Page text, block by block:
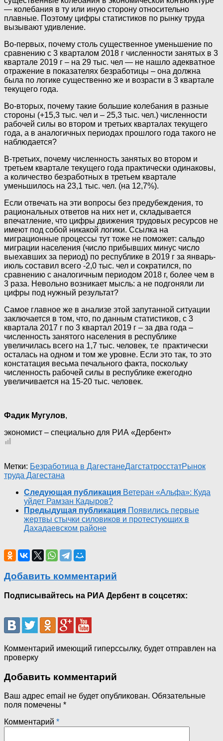
— колебания в ту или иную сторону относительно
плавные. Поэтому цифры статистиков по рынку труда
вызывают удивление.
Во-первых, почему столь существенное уменьшение по
сравнению с 3 кварталом 2018 г численности занятых в 3
квартале 2019 г – на 29 тыс. чел — не нашло адекватное
отражение в показателях безработицы – она должна
была по логике существенно же и возрасти в 3 квартале
текущего года.
Во-вторых, почему такие большие колебания в разные
стороны (+15,3 тыс. чел и – 25,3 тыс. чел.) численности
рабочей силы во втором и третьих кварталах текущего
года, а в аналогичных периодах прошлого года такого не
наблюдается?
В-третьих, почему численность занятых во втором и
третьем квартале текущего года практически одинаковы,
а количество безработных в третьем квартале
уменьшилось на 23,1 тыс. чел. (на 12,7%).
Если отвечать на эти вопросы без предубеждения, то
рациональных ответов на них нет и, складывается
впечатление, что цифры движения трудовых ресурсов не
имеют под собой никакой логики. Ссылка на
миграционные процессы тут тоже не поможет: сальдо
миграции населения (число прибывших минус число
выехавших за период) по республике в 2019 г за январь-
июль составил всего -2,0 тыс. чел и сократился, по
сравнению с аналогичным периодом 2018 г, более чем в
3 раза. Невольно возникает мысль: а не подгоняли ли
цифры под нужный результат?
Самое главное же в анализе этой запутанной ситуации
заключается в том, что, по данным статистиков, с 3
квартала 2017 г по 3 квартал 2019 г – за два года –
численность занятого населения в республике
увеличилась всего на 1,7 тыс. человек, т.е практически
осталась на одном и том же уровне. Если это так, то это
констатация весьма печального факта, поскольку
численность рабочей силы в республике ежегодно
увеличивается на 15-20 тыс. человек.
Фадик Мугулов,
экономист – специально для РИА «Дербент»
Метки: Безработица в ДагестанеДагстатросстатРынок
труда Дагестана
Следующая публикация Ветеран «Альфа»: Куда
уйдет Рамзан Кадыров?
Предыдущая публикация Появились первые
жертвы стычки силовиков и протестующих в
Дахадаевском районе
Добавить комментарий
Подписывайтесь на РИА Дербент в соцсетях:
Комментарий имеющий гиперссылку, будет отправлен на
проверку
Добавить комментарий
Ваш адрес email не будет опубликован. Обязательные
поля помечены *
Комментарий *